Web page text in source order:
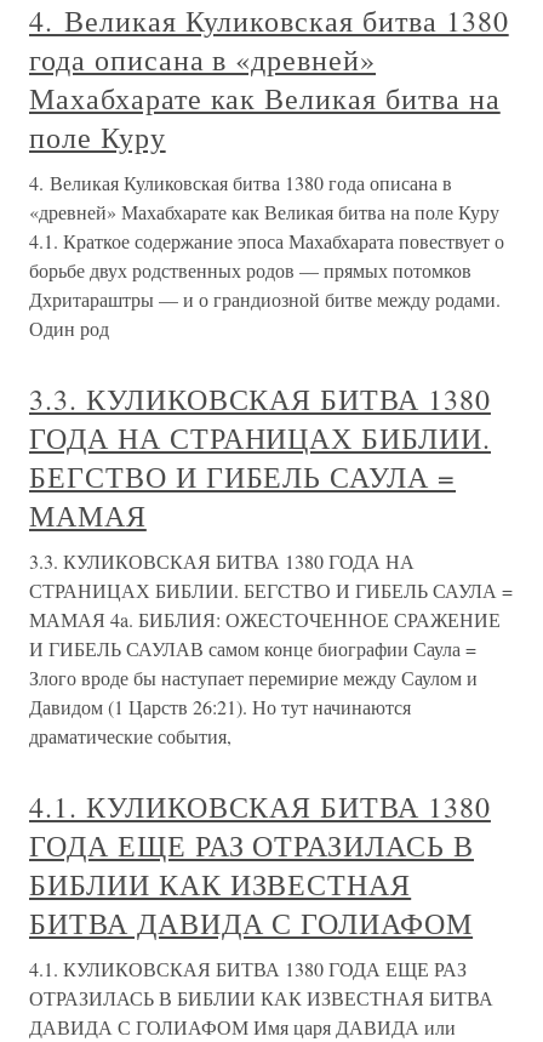
4. Великая Куликовская битва 1380
года описана в «древней»
Махабхарате как Великая битва на
поле Куру
4. Великая Куликовская битва 1380 года описана в
«древней» Махабхарате как Великая битва на поле Куру
4.1. Краткое содержание эпоса Махабхарата повествует о
борьбе двух родственных родов — прямых потомков
Дхритараштры — и о грандиозной битве между родами.
Один род
3.3. КУЛИКОВСКАЯ БИТВА 1380
ГОДА НА СТРАНИЦАХ БИБЛИИ.
БЕГСТВО И ГИБЕЛЬ САУЛА =
МАМАЯ
3.3. КУЛИКОВСКАЯ БИТВА 1380 ГОДА НА
СТРАНИЦАХ БИБЛИИ. БЕГСТВО И ГИБЕЛЬ САУЛА =
МАМАЯ 4a. БИБЛИЯ: ОЖЕСТОЧЕННОЕ СРАЖЕНИЕ
И ГИБЕЛЬ САУЛАВ самом конце биографии Саула =
Злого вроде бы наступает перемирие между Саулом и
Давидом (1 Царств 26:21). Но тут начинаются
драматические события,
4.1. КУЛИКОВСКАЯ БИТВА 1380
ГОДА ЕЩЕ РАЗ ОТРАЗИЛАСЬ В
БИБЛИИ КАК ИЗВЕСТНАЯ
БИТВА ДАВИДА С ГОЛИАФОМ
4.1. КУЛИКОВСКАЯ БИТВА 1380 ГОДА ЕЩЕ РАЗ
ОТРАЗИЛАСЬ В БИБЛИИ КАК ИЗВЕСТНАЯ БИТВА
ДАВИДА С ГОЛИАФОМ Имя царя ДАВИДА или